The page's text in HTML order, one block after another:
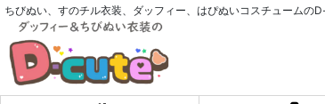
ちびぬい、すのチル衣装、ダッフィー、はぴぬいコスチュームの